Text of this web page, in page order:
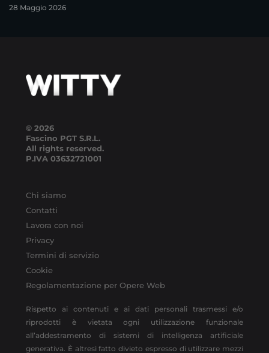
28 Maggio 2026
© 2026
Fascino PGT S.R.L.
All rights reserved.
P.IVA 03632721001
Chi siamo
Contatti
Lavora con noi
Privacy
Termini di servizio
Cookie
Regolamentazione per Opere Web
Rispetto ai contenuti e ai dati personali trasmessi e/o
riprodotti è vietata ogni utilizzazione funzionale
all’addestramento di sistemi di intelligenza artificiale
generativa. È altresì fatto divieto espresso di utilizzare mezzi